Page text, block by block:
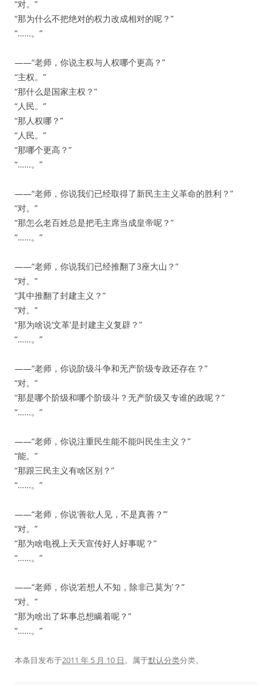
“对。”
“那为什么不把绝对的权力改成相对的呢？”
“……。”
——“老师，你说主权与人权哪个更高？”
“主权。”
“那什么是国家主权？”
“人民。”
“那人权哪？”
“人民。”
“那哪个更高？”
“……。”
——“老师，你说我们已经取得了新民主主义革命的胜利？”
“对。”
“那怎么老百姓总是把毛主席当成皇帝呢？”
“……。”
——“老师，你说我们已经推翻了3座大山？”
“对。”
“其中推翻了封建主义？”
“对。”
“那为啥说‘文革’是封建主义复辟？”
“……。”
——“老师，你说阶级斗争和无产阶级专政还存在？”
“对。”
“那是哪个阶级和哪个阶级斗？无产阶级又专谁的政呢？”
“……。”
——“老师，你说注重民生能不能叫民生主义？”
“能。”
“那跟三民主义有啥区别？”
“……。”
——“老师，你说‘善欲人见，不是真善？’”
“对。”
“那为啥电视上天天宣传好人好事呢？”
“……。”
——“老师，你说‘若想人不知，除非己莫为’？”
“对。”
“那为啥出了坏事总想瞒着呢？”
“……。”
本条目发布于2011 年 5 月 10 日。属于默认分类分类。